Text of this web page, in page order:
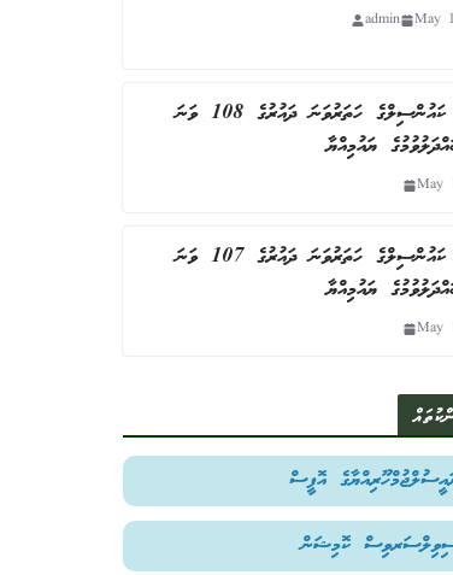
May
admin
މ.އަތޮޅު ކައުންސިލްގެ ހަތަރުވަނަ ދައުރުގެ 108 ވަނަ
ޔައުމިއްޔާ
May
މ.އަތޮޅު ކައުންސިލްގެ ހަތަރުވަނަ ދައުރުގެ 107 ވަނަ
ޔައުމިއްޔާ
May
އޮފީސް
ކޮމިޝަން